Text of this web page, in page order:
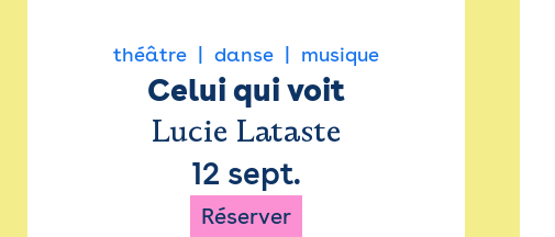
théâtre danse musique
Celui qui voit
Lucie Lataste
12 sept.
Réserver